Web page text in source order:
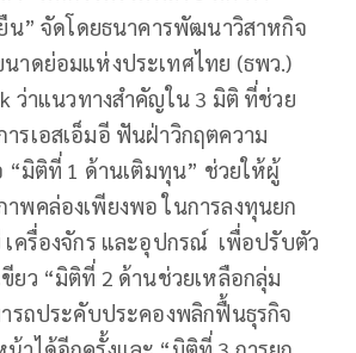
ยืน” จัดโดยธนาคารพัฒนาวิสาหกิจ
าดย่อมแห่งประเทศไทย (ธพว.)
ว่าแนวทางสำคัญใน 3 มิติ ที่ช่วย
รเอสเอ็มอี ฟันฝ่าวิกฤตความ
“มิติที่ 1 ด้านเติมทุน” ช่วยให้ผู้
พคล่องเพียงพอ ในการลงทุนยก
เครื่องจักร และอุปกรณ์ เพื่อปรับตัว
ยว “มิติที่ 2 ด้านช่วยเหลือกลุ่ม
ารถประคับประคองพลิกฟื้นธุรกิจ